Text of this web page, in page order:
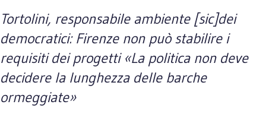
Tortolini, responsabile ambiente [sic]dei
democratici: Firenze non può stabilire i
requisiti dei progetti «La politica non deve
decidere la lunghezza delle barche
ormeggiate»